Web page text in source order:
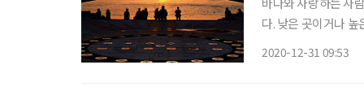
다. 낮은 곳이거나
2020-12-31 09:53